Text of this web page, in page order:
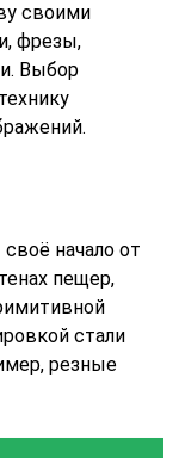
своими
фрезы,
Выбор
начало от
пещер,
стали
резные